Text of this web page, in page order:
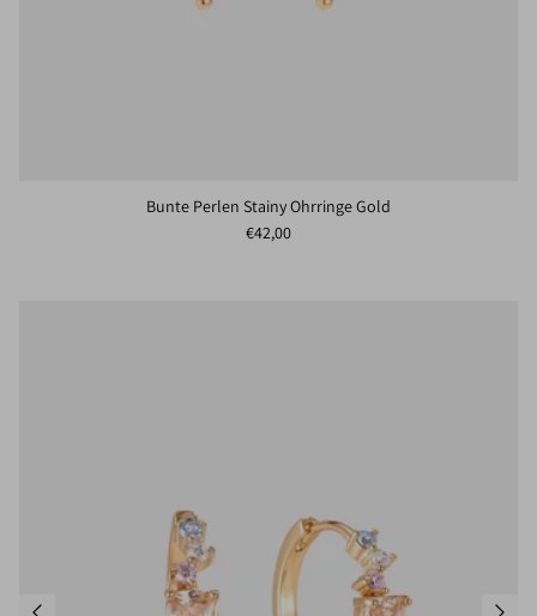
Bunte Perlen Stainy Ohrringe Gold
Normaler Preis
€42,00